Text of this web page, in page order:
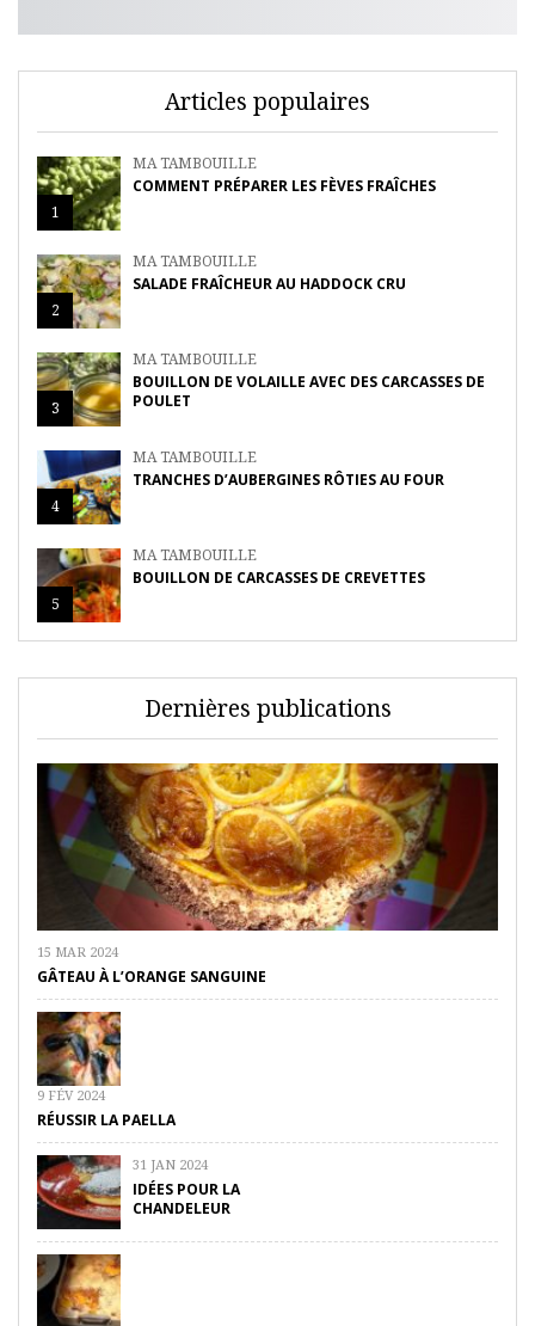
Articles populaires
1
MA TAMBOUILLE
COMMENT PRÉPARER LES FÈVES FRAÎCHES
2
MA TAMBOUILLE
SALADE FRAÎCHEUR AU HADDOCK CRU
3
MA TAMBOUILLE
BOUILLON DE VOLAILLE AVEC DES CARCASSES DE
POULET
4
MA TAMBOUILLE
TRANCHES D’AUBERGINES RÔTIES AU FOUR
5
MA TAMBOUILLE
BOUILLON DE CARCASSES DE CREVETTES
Dernières publications
15 MAR 2024
GÂTEAU À L’ORANGE SANGUINE
9 FÉV 2024
RÉUSSIR LA PAELLA
31 JAN 2024
IDÉES POUR LA
CHANDELEUR